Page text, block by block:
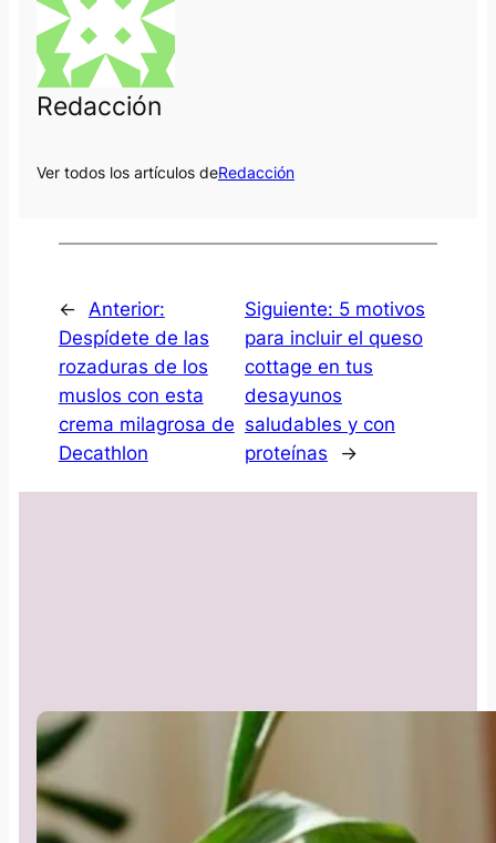
Redacción
Ver todos los artículos deRedacción
←
Anterior:
Despídete de las
rozaduras de los
muslos con esta
crema milagrosa de
Decathlon
Siguiente: 5 motivos
para incluir el queso
cottage en tus
desayunos
saludables y con
proteínas
→